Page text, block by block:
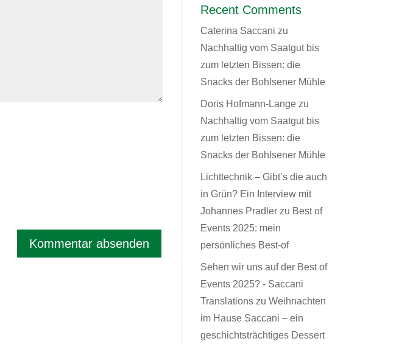
Recent Comments
Caterina Saccani zu
Nachhaltig vom Saatgut bis
zum letzten Bissen: die
Snacks der Bohlsener Mühle
Doris Hofmann-Langezu
Nachhaltig vom Saatgut bis
zum letzten Bissen: die
Snacks der Bohlsener Mühle
Lichttechnik – Gibt’s die auch
in Grün? Ein Interview mit
Johannes Pradlerzu Best of
Events 2025: mein
persönliches Best-of
Sehen wir uns auf der Best of
Events 2025? - Saccani
Translationszu Weihnachten
im Hause Saccani – ein
geschichtsträchtiges Dessert